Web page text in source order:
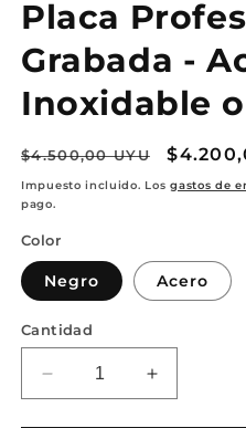
ventana
modal
Placa
Grabada -
Inoxidable
Precio
habitual
$4.500,00 UYU
Precio
de
Impuesto incluido. Losgastos de
pago.
Color
Negro Acero
Cantidad
Reducir
cantidad
Aumentar
cantidad